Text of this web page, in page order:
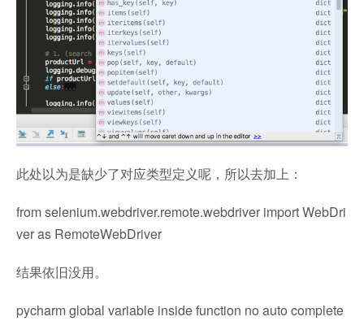
此处以为是缺少了对应类型定义呢，所以去加上：
fromselenium.webdriver.remote.webdriver importWebDri
veras RemoteWebDriver
结果依旧没用。
pycharm global variable inside function no auto complete